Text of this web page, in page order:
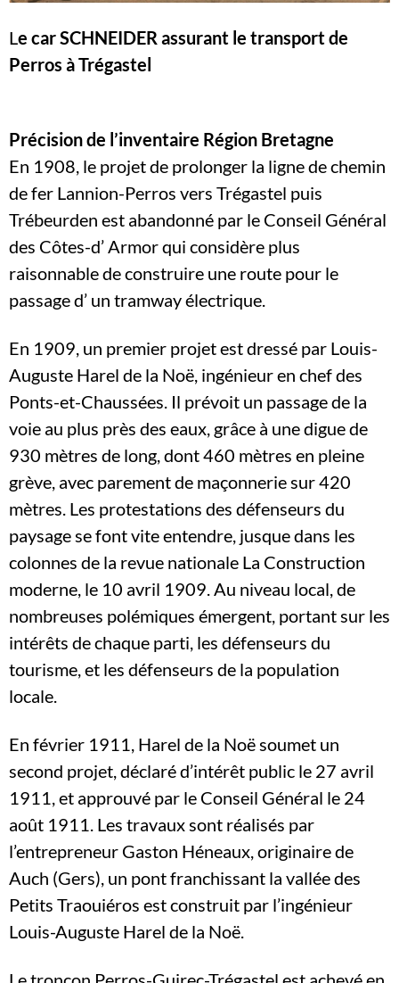
L e car SCHNEIDER assurant le transport de
Perros à Trégastel
Précision de l’inventaire Région Bretagne
En 1908, le projet de prolonger la ligne de chemin
de fer Lannion-Perros vers Trégastel puis
Trébeurden est abandonné par le Conseil Général
des Côtes-d’ Armor qui considère plus
raisonnable de construire une route pour le
passage d’ un tramway électrique.
En 1909, un premier projet est dressé par Louis-
Auguste Harel de la Noë, ingénieur en chef des
Ponts-et-Chaussées. Il prévoit un passage de la
voie au plus près des eaux, grâce à une digue de
930 mètres de long, dont 460 mètres en pleine
grève, avec parement de maçonnerie sur 420
mètres. Les protestations des défenseurs du
paysage se font vite entendre, jusque dans les
colonnes de la revue nationale La Construction
moderne, le 10 avril 1909. Au niveau local, de
nombreuses polémiques émergent, portant sur les
intérêts de chaque parti, les défenseurs du
tourisme, et les défenseurs de la population
locale.
En février 1911, Harel de la Noë soumet un
second projet, déclaré d’intérêt public le 27 avril
1911, et approuvé par le Conseil Général le 24
août 1911. Les travaux sont réalisés par
l’entrepreneur Gaston Héneaux, originaire de
Auch (Gers), un pont franchissant la vallée des
Petits Traouiéros est construit par l’ingénieur
Louis-Auguste Harel de la Noë.